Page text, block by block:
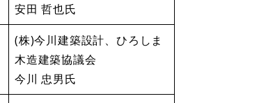
安田 哲也氏
(株)今川建築設計、ひろしま
木造建築協議会
今川 忠男氏